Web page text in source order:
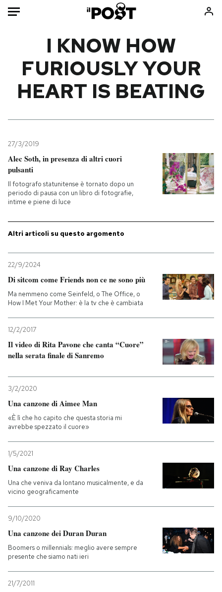
HOME
Italia
Mondo
Internet
Scienza
Cultura
Economia
Sport
Moda
Libri
Altrecose
Mondiali calcio 2026
I MIEI PREFERITI
SHOP
AREA PERSONALE
Entra
I KNOW HOW
FURIOUSLY YOUR
HEART IS BEATING
27/3/2019
Alec Soth, in presenza di altri cuori
pulsanti
Il fotografo statunitense è tornato dopo un
periodo di pausa con un libro di fotografie,
intime e piene di luce
Altri articoli su questo argomento
22/9/2024
Di sitcom come Friends non ce ne sono più
Ma nemmeno come Seinfeld, o The Office, o
How I Met Your Mother: è la tv che è cambiata
12/2/2017
Il video di Rita Pavone che canta “Cuore”
nella serata finale di Sanremo
3/2/2020
Una canzone di Aimee Man
«È lì che ho capito che questa storia mi
avrebbe spezzato il cuore»
1/5/2021
Una canzone di Ray Charles
Una che veniva da lontano musicalmente, e da
vicino geograficamente
9/10/2020
Una canzone dei Duran Duran
Boomers o millennials: meglio avere sempre
presente che siamo nati ieri
21/7/2011